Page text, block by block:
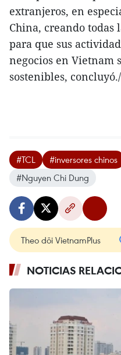
extranjeros, en
China, creando todas
para que sus
negocios en Vietnam
sostenibles,
#TCL #inversores chinos
#Nguyen Chi Dung
Theo dõi VietnamPlus
NOTICIAS